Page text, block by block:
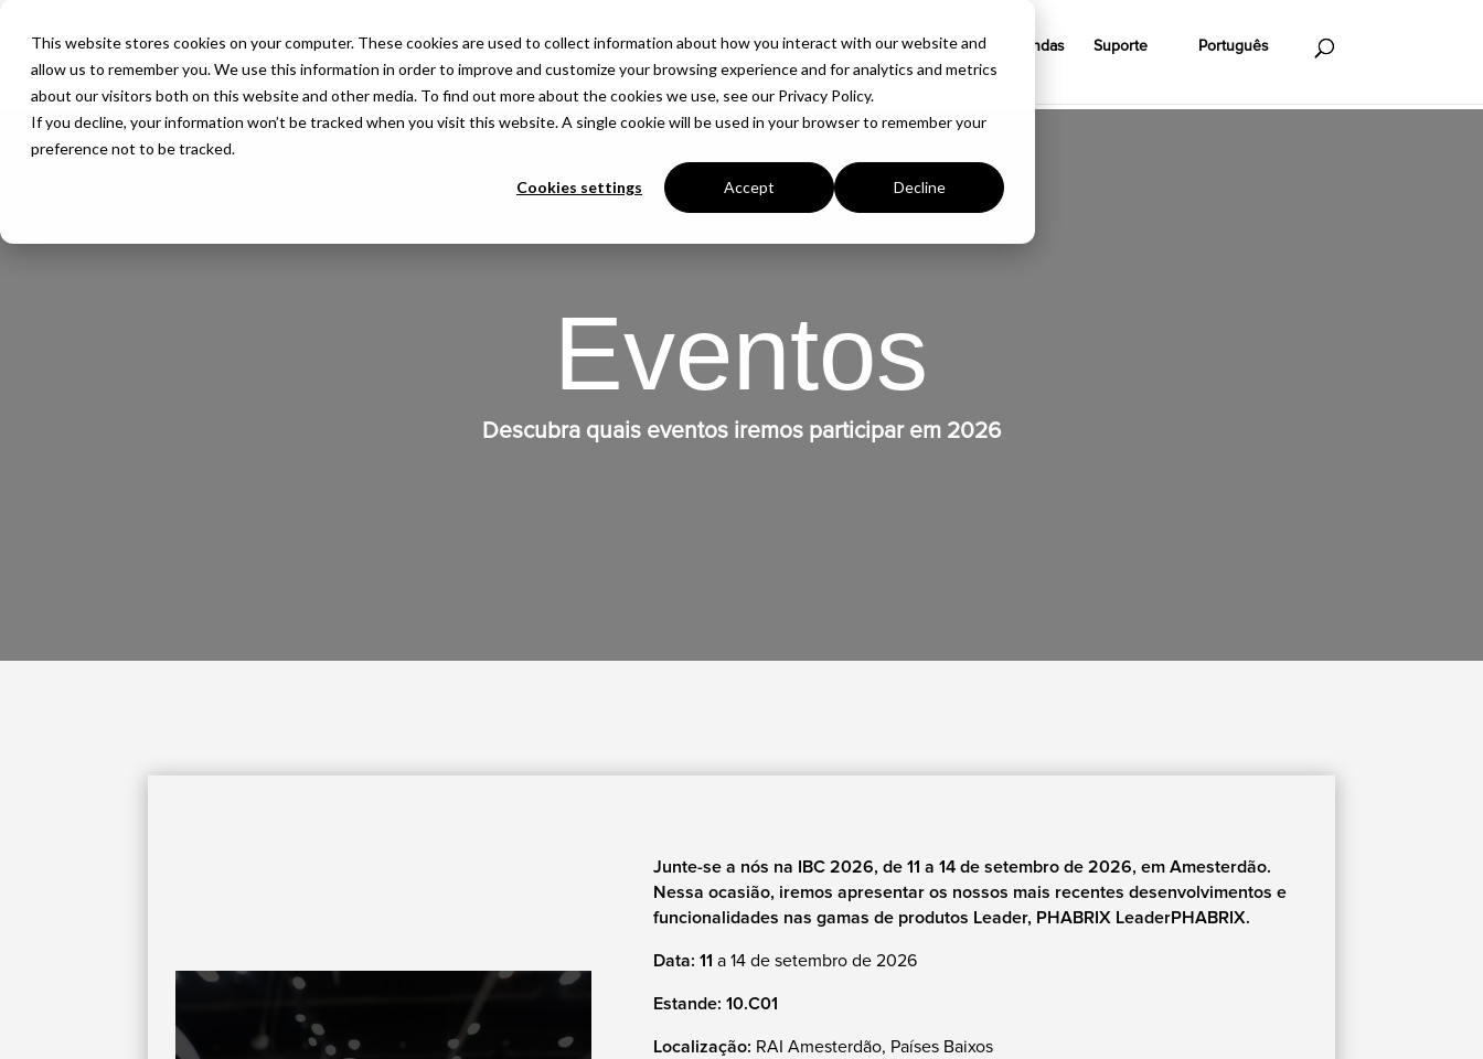
This website stores cookies on your computer. These cookies are used to collect information about how you interact with our website and
allow us to remember you. We use this information in order to improve and customize your browsing experience and for analytics and metrics
about our visitors both on this website and other media. To find out more about the cookies we use, see our Privacy Policy.
If you decline, your information won’t be tracked when you visit this website. A single cookie will be used in your browser to remember your
preference not to be tracked.
Cookies settings Accept Decline
Produtos Soluções Empresa Insights Vendas Suporte Português
Eventos
Descubra quais eventos iremos participar em 2026
Junte-se a nós na IBC 2026, de 11 a 14 de setembro de 2026, em Amesterdão.
Nessa ocasião, iremos apresentar os nossos mais recentes desenvolvimentos e
funcionalidades nas gamas de produtos Leader, PHABRIX LeaderPHABRIX.
Data: 11a 14 de setembro de 2026
Estande: 10.C01
Localização: RAI Amesterdão, Países Baixos